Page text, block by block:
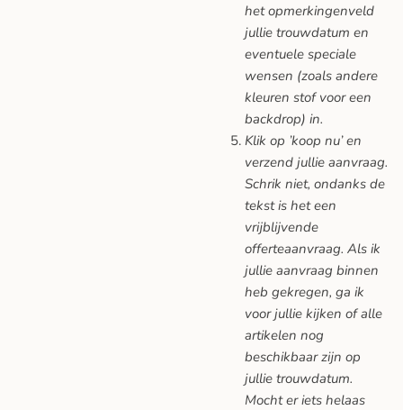
het opmerkingenveld
jullie trouwdatum en
eventuele speciale
wensen (zoals andere
kleuren stof voor een
backdrop) in.
Klik op ’koop nu’ en
verzend jullie aanvraag.
Schrik niet, ondanks de
tekst is het een
vrijblijvende
offerteaanvraag. Als ik
jullie aanvraag binnen
heb gekregen, ga ik
voor jullie kijken of alle
artikelen nog
beschikbaar zijn op
jullie trouwdatum.
Mocht er iets helaas